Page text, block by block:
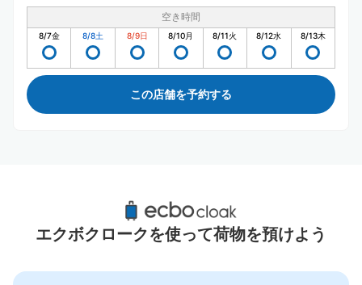
空き時間
8/7金 8/8土 8/9日 8/10月 8/11火 8/12水 8/13木
この店舗を予約する
三鷹駅周辺のおすすめコインロッカー
7件
エクボクロークを使って荷物を預けよう